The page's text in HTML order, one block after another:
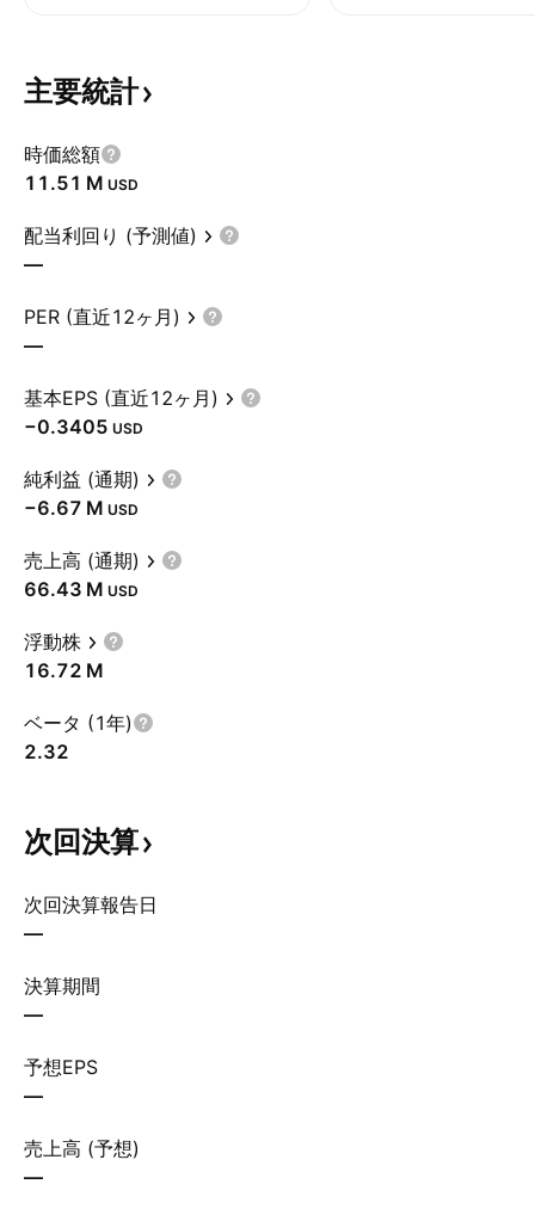
主要統計
時価総額
‪11.51 M‬ USD
配当利回り (予測値)
—
PER (直近12ヶ月)
—
基本EPS (直近12ヶ月)
−0.3405 USD
純利益 (通期)
‪−6.67 M‬ USD
売上高 (通期)
‪66.43 M‬ USD
浮動株
‪16.72 M‬
ベータ (1年)
2.32
次回決算
次回決算報告日
—
決算期間
—
予想EPS
—
売上高 (予想)
—